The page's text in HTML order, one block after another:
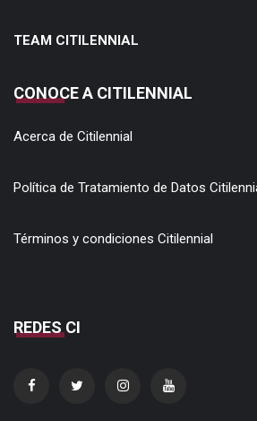
TEAM CITILENNIAL
CONOCE A CITILENNIAL
Acerca de Citilennial
Política de Tratamiento de Datos
Términos y condiciones Citilennial
REDES CI